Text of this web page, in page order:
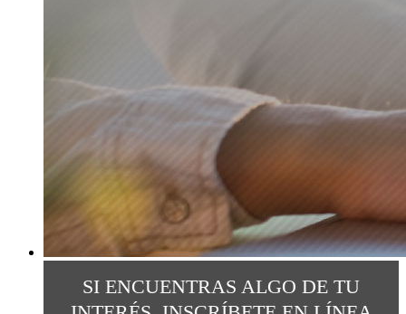
SI ENCUENTRAS ALGO DE TU